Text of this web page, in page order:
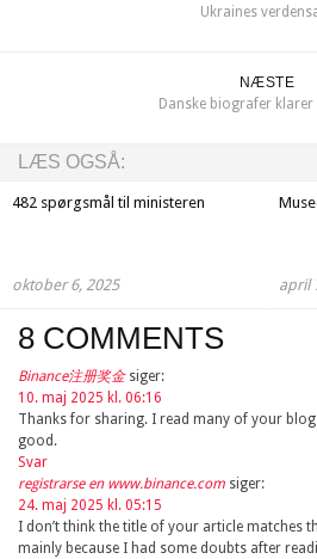
Ukraines
NÆSTE
Danske biografer klarer
LÆS OGSÅ:
482 spørgsmål til ministeren
oktober 6, 2025 april
8 COMMENTS
Binance注册奖金 siger:
10. maj 2025 kl. 06:16
Thanks for sharing. I read many of your
good.
Svar
registrarse en www.binance.com siger:
24. maj 2025 kl. 05:15
I don’t think the title of your article matches
mainly because I had some doubts after